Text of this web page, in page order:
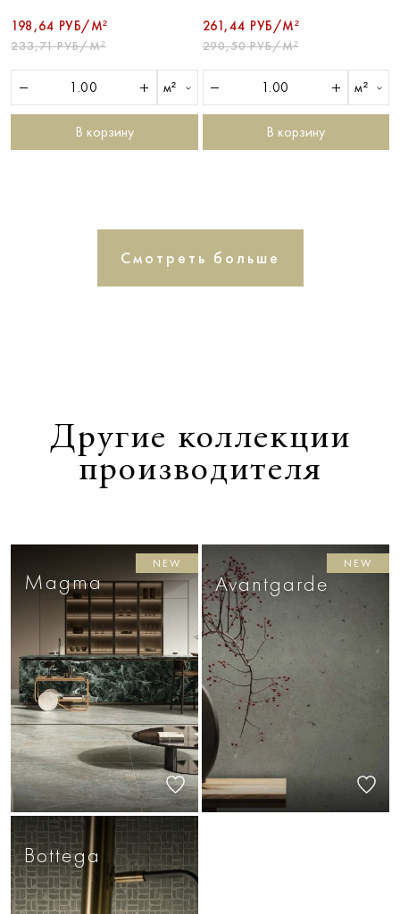
198,64 РУБ/М²
233,71 РУБ/М²
м²
В корзину
261,44 РУБ/М²
290,50 РУБ/М²
м²
В корзину
Смотреть больше
Другие коллекции
производителя
Magma
NEW
Avantgarde
NEW
Bottega